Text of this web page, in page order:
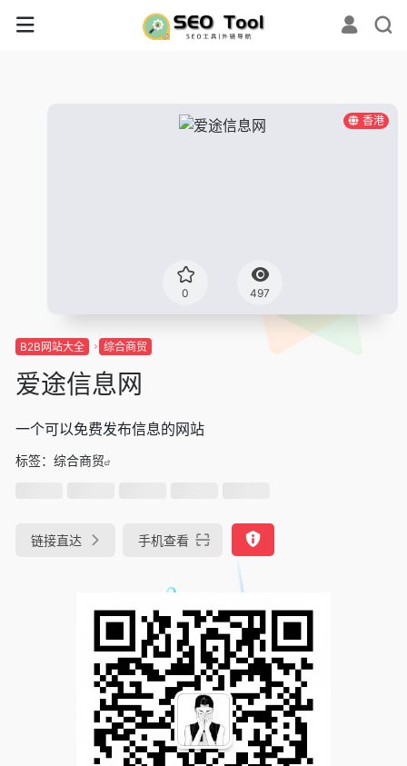
香港
0 497
B2B网站大全 综合商贸
爱途信息网
一个可以免费发布信息的网站
标签： 综合商贸
链接直达 手机查看